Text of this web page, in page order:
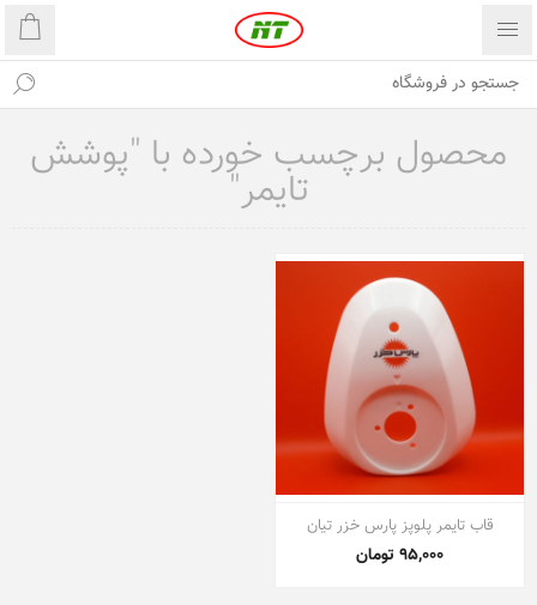
محصول برچسب خورده با "پوشش
تایمر"
قاب تایمر پلوپز پارس خزر تیان
95,000 تومان